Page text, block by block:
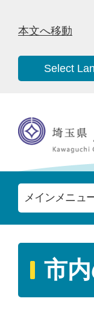
本文へ移動
Select
メインメニュ
市